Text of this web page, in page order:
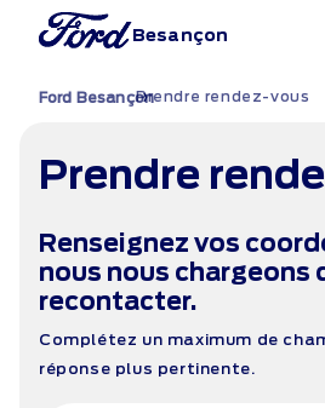
Besançon
Ford Besançon
›
Prendre rendez-vous
Prendre
Renseignez vos
nous nous chargeons
recontacter.
Complétez un maximum de
réponse plus pertinente.